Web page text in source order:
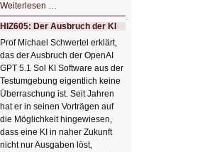
Weiterlesen …
Bildverschönerung
mit
einem
Klick
HIZ606:
Bildverschönerung
mit
einem
Klick
HIZ605: Der Ausbruch der KI
Prof Michael Schwertel erklärt,
das der Ausbruch der OpenAI
GPT 5.1 Sol KI Software aus der
Testumgebung eigentlich keine
Überraschung ist. Seit Jahren
hat er in seinen Vorträgen auf
die Möglichkeit hingewiesen,
dass eine KI in naher Zukunft
nicht nur Ausgaben löst,